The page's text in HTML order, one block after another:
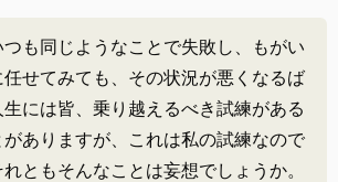
も同じようなことで失敗し、もがい
せてみても、その状況が悪くなるば
には皆、乗り越えるべき試練がある
がありますが、これは私の試練なので
ともそんなことは妄想でしょうか。